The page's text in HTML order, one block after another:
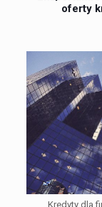
oferty
Kredyty dla